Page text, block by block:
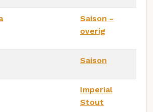
Saison -
overig
Saison
Imperial
Stout